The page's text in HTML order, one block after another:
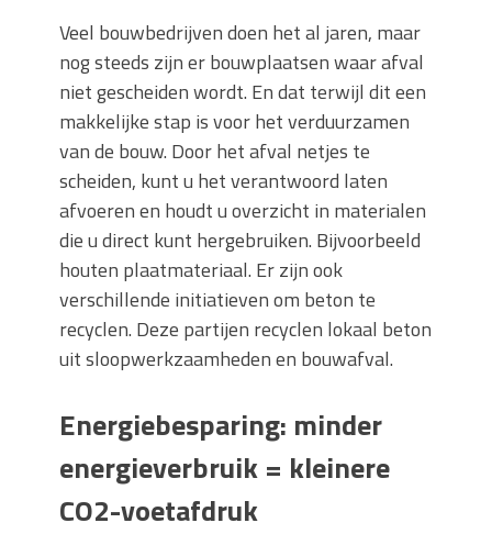
Veel bouwbedrijven doen het al jaren, maar
nog steeds zijn er bouwplaatsen waar afval
niet gescheiden wordt. En dat terwijl dit een
makkelijke stap is voor het verduurzamen
van de bouw. Door het afval netjes te
scheiden, kunt u het verantwoord laten
afvoeren en houdt u overzicht in materialen
die u direct kunt hergebruiken. Bijvoorbeeld
houten plaatmateriaal. Er zijn ook
verschillende initiatieven om beton te
recyclen. Deze partijen recyclen lokaal beton
uit sloopwerkzaamheden en bouwafval.
Energiebesparing: minder
energieverbruik = kleinere
CO2-voetafdruk